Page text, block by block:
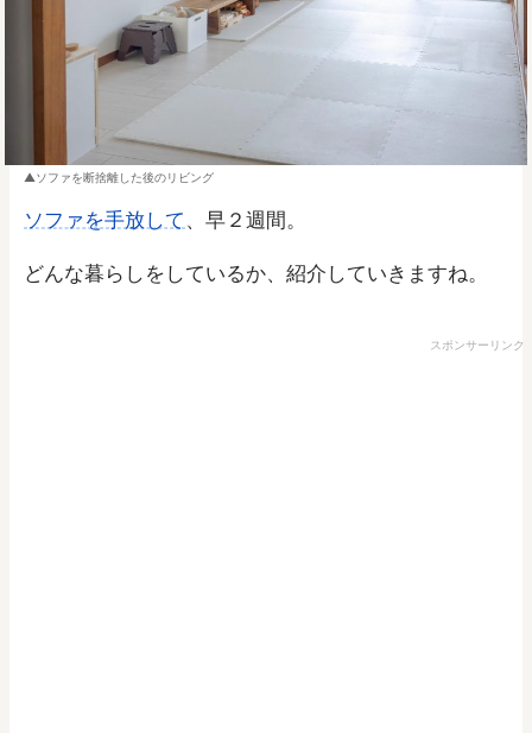
ソファを断捨離した後のリビング
ソファを手放して 、早２週間。
どんな暮らしをしているか、紹介していきますね。
スポンサーリンク